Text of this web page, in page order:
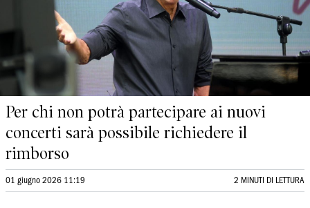
Per chi non potrà partecipare ai nuovi
concerti sarà possibile richiedere il
rimborso
01 giugno 2026 11:19 2 MINUTI DI LETTURA